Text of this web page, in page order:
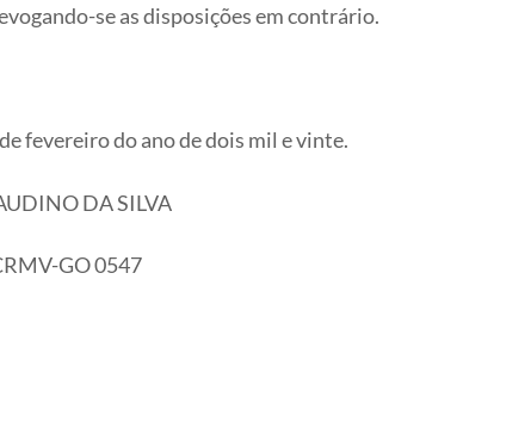
se as disposições em contrário.
fevereiro do ano de dois mil e vinte.
DA SILVA
GO 0547